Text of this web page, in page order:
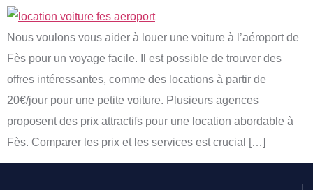
Nous voulons vous aider à louer une voiture à l’aéroport de
Fès pour un voyage facile. Il est possible de trouver des
offres intéressantes, comme des locations à partir de
20€/jour pour une petite voiture. Plusieurs agences
proposent des prix attractifs pour une location abordable à
Fès. Comparer les prix et les services est crucial […]